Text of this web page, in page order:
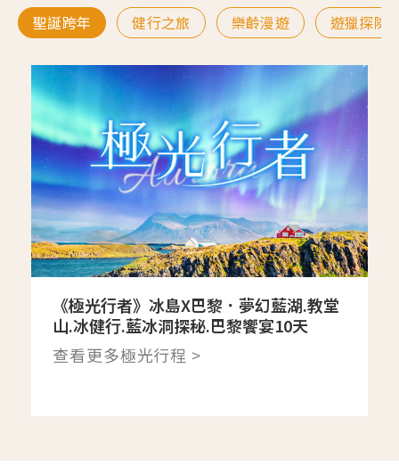
聖誕跨年 健行之旅 樂齡漫遊 遊獵探險
《極光行者》冰島X巴黎．夢幻藍湖.教堂
山.冰健行.藍冰洞探秘.巴黎饗宴10天
查看更多極光行程 >